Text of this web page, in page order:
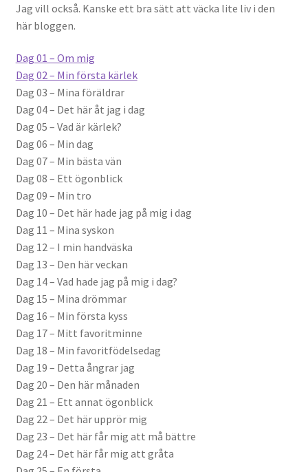
Jag vill också. Kanske ett bra sätt att väcka lite liv i den
här bloggen.
Dag 01 – Om mig
Dag 02 – Min första kärlek
Dag 03 – Mina föräldrar
Dag 04 – Det här åt jag i dag
Dag 05 – Vad är kärlek?
Dag 06 – Min dag
Dag 07 – Min bästa vän
Dag 08 – Ett ögonblick
Dag 09 – Min tro
Dag 10 – Det här hade jag på mig i dag
Dag 11 – Mina syskon
Dag 12 – I min handväska
Dag 13 – Den här veckan
Dag 14 – Vad hade jag på mig i dag?
Dag 15 – Mina drömmar
Dag 16 – Min första kyss
Dag 17 – Mitt favoritminne
Dag 18 – Min favoritfödelsedag
Dag 19 – Detta ångrar jag
Dag 20 – Den här månaden
Dag 21 – Ett annat ögonblick
Dag 22 – Det här upprör mig
Dag 23 – Det här får mig att må bättre
Dag 24 – Det här får mig att gråta